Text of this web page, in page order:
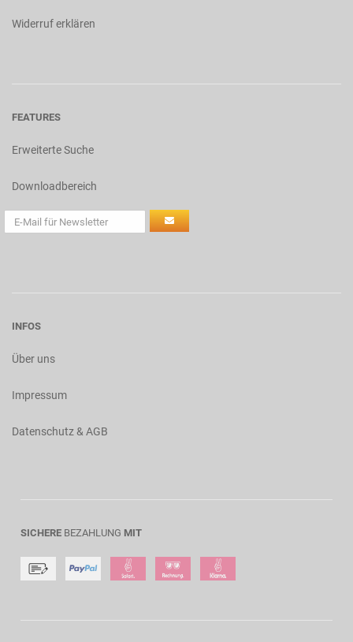
Widerruf erklären
FEATURES
Erweiterte Suche
Downloadbereich
INFOS
Über uns
Impressum
Datenschutz & AGB
SICHERE BEZAHLUNG MIT